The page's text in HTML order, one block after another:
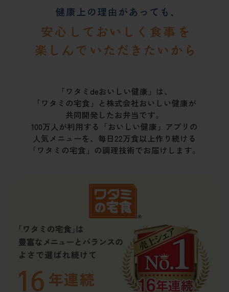
「ワタミdeおいしい健康」は、
「ワタミの宅食」と株式会社おいしい健康が
共同開発したお弁当です。
100万人が利用する「おいしい健康」アプリの
人気メニューを、 毎日22万食以上作り続ける
「ワタミの宅食」の調理技術でお届けします。